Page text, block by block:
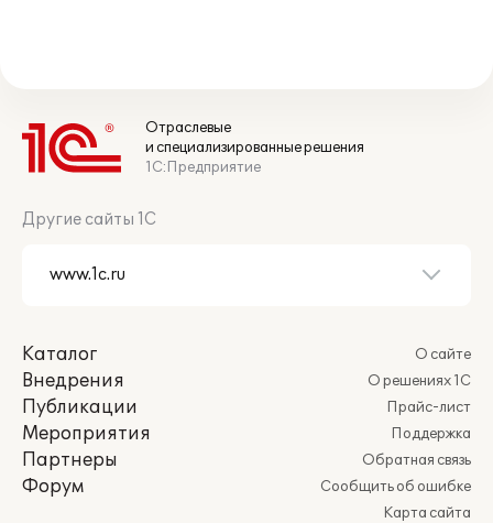
Отраслевые
и специализированные решения
1С:Предприятие
Другие сайты 1С
Каталог
Внедрения
Публикации
Мероприятия
Партнеры
Форум
О сайте
О решениях 1С
Прайс-лист
Поддержка
Обратная связь
Сообщить об ошибке
Карта сайта